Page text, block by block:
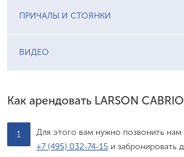
ПРИЧАЛЫ И СТОЯНКИ
ВИДЕО
Как арендовать LARSON
1
Для этого вам нужно позвонить
+7 (495) 032-74-15 и забронировать